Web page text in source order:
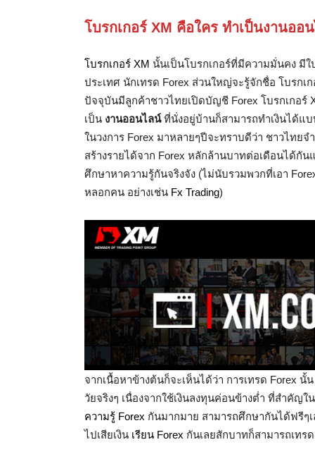
โบรกเกอร์ XM คือใคร ทำเป็นงานออ
โบรกเกอร์ XM นั้นเป็นโบรกเกอร์ที่มีความมั่นคง มี
ประเทศ นักเทรด Forex ส่วนใหญ่จะรู้จักชื่อ โบรกเ
ปัจจุบันมีลูกค้าชาวไทยเปิดบัญชี Forex โบรกเกอร์
เป็น งานออนไลน์ที่นั่งอยู่บ้านก็สามารถทำเงินได้แ
ในวงการ Forex มาหลายๆปีจะทราบดีว่า ชาวไทย
สร้างรายได้จาก Forex หลักล้านบาทต่อเดือนได้กัน
ศึกษาหาความรู้กันจริงจัง (ไม่นับรวมพวกที่เอา
หลอกคน อย่างเช่น Fx Trading)
จากเนื้อหาข้างต้นก็จะเห็นได้ว่า การเทรด Forex นั้
วัยจริงๆ เนื่องจากใช้เงินลงทุนค่อนข้างต่ำ ที่สำคัญ
ความรู้ Forex กันมากมาย สามารถศึกษากันได้ฟรีๆ
ไปเสียเงิน เรียน Forex กันเลยสักบาทก็สามารถเทร